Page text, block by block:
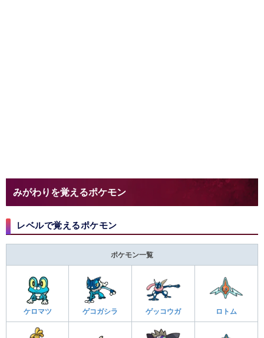
みがわりを覚えるポケモン
レベルで覚えるポケモン
ポケモン一覧
ケロマツ ゲコガシラ ゲッコウガ ロトム